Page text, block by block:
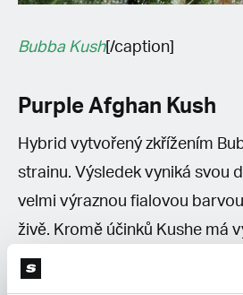
Bubba Kush[/caption]
Purple Afghan Kush
Hybrid vytvořený zkřížením
strainu. Výsledek vyniká svou
velmi výraznou fialovou
živě. Kromě účinků Kushe má
chuť s pronikavou vůní, která